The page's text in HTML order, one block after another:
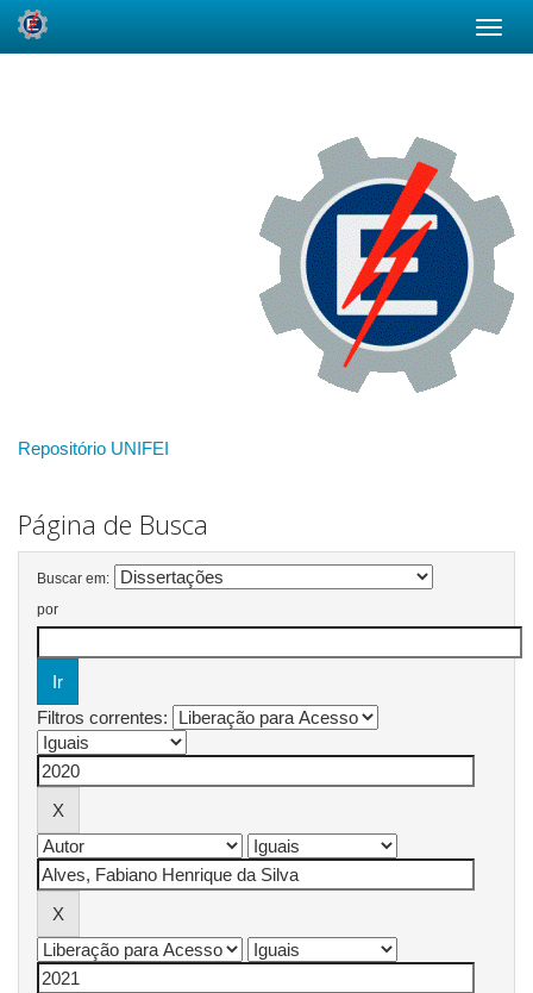
Repositório UNIFEI
Página de Busca
Buscar em:
por
Filtros correntes: